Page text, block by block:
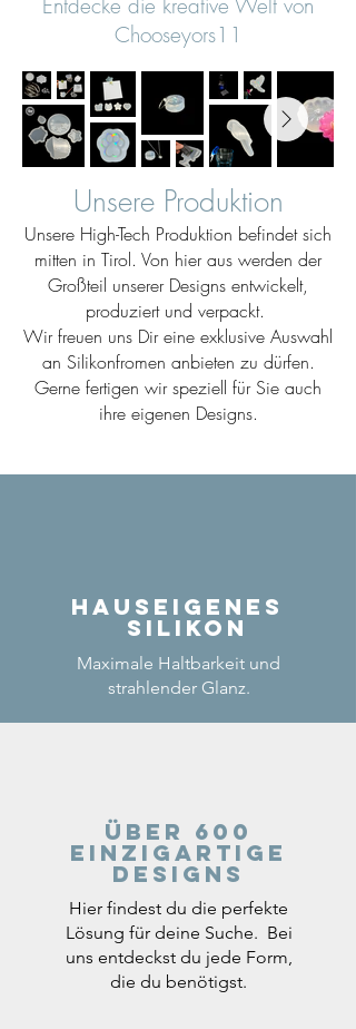
Chooseyors11
Unsere Produktion
Unsere High-Tech Produktion befindet sich
mitten in Tirol. Von hier aus werden der
Großteil unserer Designs entwickelt,
produziert und verpackt.
Wir freuen uns Dir eine exklusive Auswahl
an Silikonfromen anbieten zu dürfen.
Gerne fertigen wir speziell für Sie auch
ihre eigenen Designs.
Hauseigenes
Silikon
Maximale Haltbarkeit und
strahlender Glanz.
Über 600
einzigartige
Designs
Hier findest du die perfekte
Lösung für deine Suche. Bei
uns entdeckst du jede Form,
die du benötigst.